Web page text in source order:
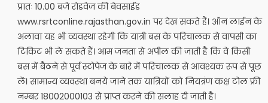
प्रातः 10.00 बजे रोडवेज की बेवसाईड
www.rsrtconline.rajasthan.gov.in पर देख सकते हैं। ऑन लाईन के
अलावा यह भी व्यवस्था रहेगी कि यात्री बस के परिचालक से वापसी का
टिकिट भी ले सकते हैं। आम जनता से अपील की जाती है कि वे किसी
बस में बैठने से पूर्व स्टोपेज के बारे में परिचालक से आवश्यक रूप से पूछ
लें। सामान्य व्यवस्था बनये जाने तक यात्रियों को नियत्रंण कक्ष टोल फ्री
नम्बर 18002000103 से प्राप्त करने की सलाह दी जाती है।